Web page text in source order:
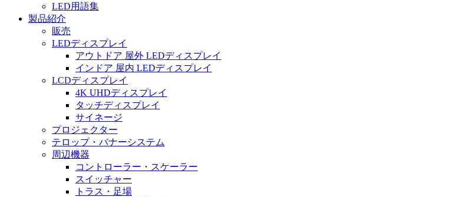
LED用語集
製品紹介
販売
LEDディスプレイ
アウトドア 屋外 LEDディスプレイ
インドア 屋内 LEDディスプレイ
LCDディスプレイ
4K UHDディスプレイ
タッチディスプレイ
サイネージ
プロジェクター
テロップ・バナーシステム
周辺機器
コントローラー・スケーラー
スイッチャー
トラス・足場